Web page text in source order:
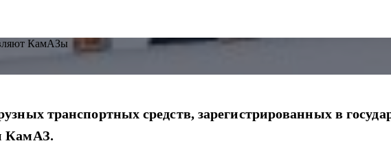
КамАЗы
транспортных средств, зарегистрированных в
КамАЗ.